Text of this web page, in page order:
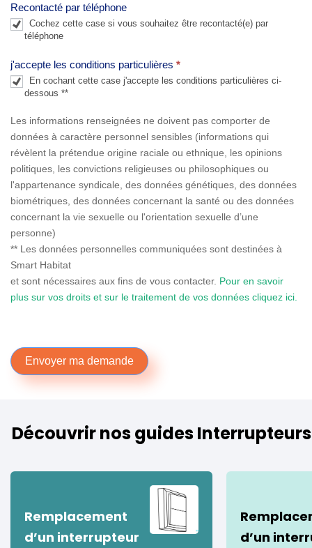
Recontacté par téléphone
Cochez cette case si vous souhaitez être recontacté(e) par
téléphone
j'accepte les conditions particulières *
En cochant cette case j'accepte les conditions particulières ci-
dessous **
Les informations renseignées ne doivent pas comporter de
données à caractère personnel sensibles (informations qui
révèlent la prétendue origine raciale ou ethnique, les opinions
politiques, les convictions religieuses ou philosophiques ou
l'appartenance syndicale, des données génétiques, des données
biométriques, des données concernant la santé ou des données
concernant la vie sexuelle ou l'orientation sexuelle d’une
personne)
** Les données personnelles communiquées sont destinées à
Smart Habitat
et sont nécessaires aux fins de vous contacter. Pour en savoir
plus sur vos droits et sur le traitement de vos données cliquez ici.
a
n
.
Envoyer ma demande
Découvrir nos guides Interrupteurs
Remplacement
d’un interrupteur
d’un